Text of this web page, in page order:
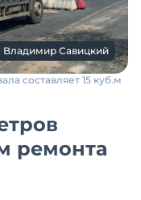
Владимир Савицкий
составляет 15 куб.м
ремонта